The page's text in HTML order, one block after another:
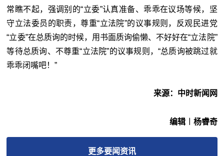
常瞧不起，强调别的“立委”认真准备、乖乖在议场等候，坚
守立法委员的职责，尊重“立法院”的议事规则，反观民进党
“立委”在总质询的时候，用书面质询偷懒、不好好在“立法院”
等待总质询、不尊重“立法院”的议事规则，“总质询被跳过就
乖乖闭嘴吧！”
来源：中时新闻网
编辑︱杨睿奇
更多要闻资讯